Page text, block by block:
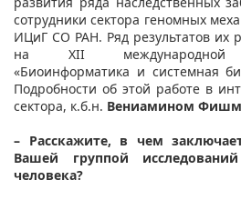
сотрудники сектора геномных
ИЦиГ СО РАН. Ряд результатов их
на XII международной
«Биоинформатика и системная
Подробности об этой работе в
сектора, к.б.н. Вениамином
– Расскажите, в чем
Вашей группой
человека?